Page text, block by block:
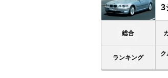
3
総合
ランキング
ク